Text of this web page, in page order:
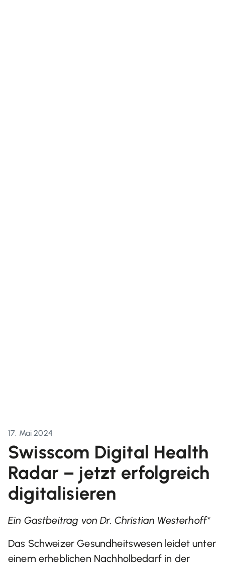
17. Mai 2024
Swisscom Digital Health
Radar – jetzt erfolgreich
digitalisieren
Ein Gastbeitrag von Dr. Christian Westerhoff*
Das Schweizer Gesundheitswesen leidet unter
einem erheblichen Nachholbedarf in der